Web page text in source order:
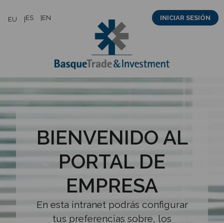
EU ES EN INICIAR SESIÓN
BIENVENIDO AL
PORTAL DE
EMPRESA
En esta intranet podrás configurar
tus preferencias sobre, los